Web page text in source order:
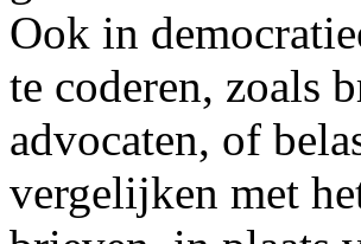
Ook in
te coderen, zoals
advocaten, of
vergelijken met